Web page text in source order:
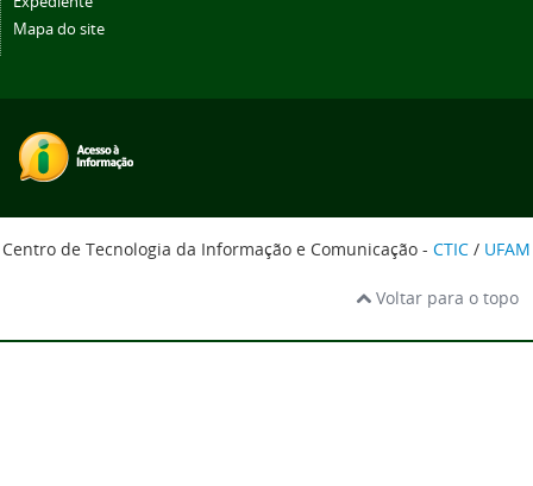
Mapa do site
Centro de Tecnologia da Informação e Comunicação - CTIC / UFAM
Voltar para o topo